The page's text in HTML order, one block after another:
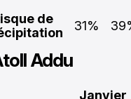
de
31%
Addu
Janvier